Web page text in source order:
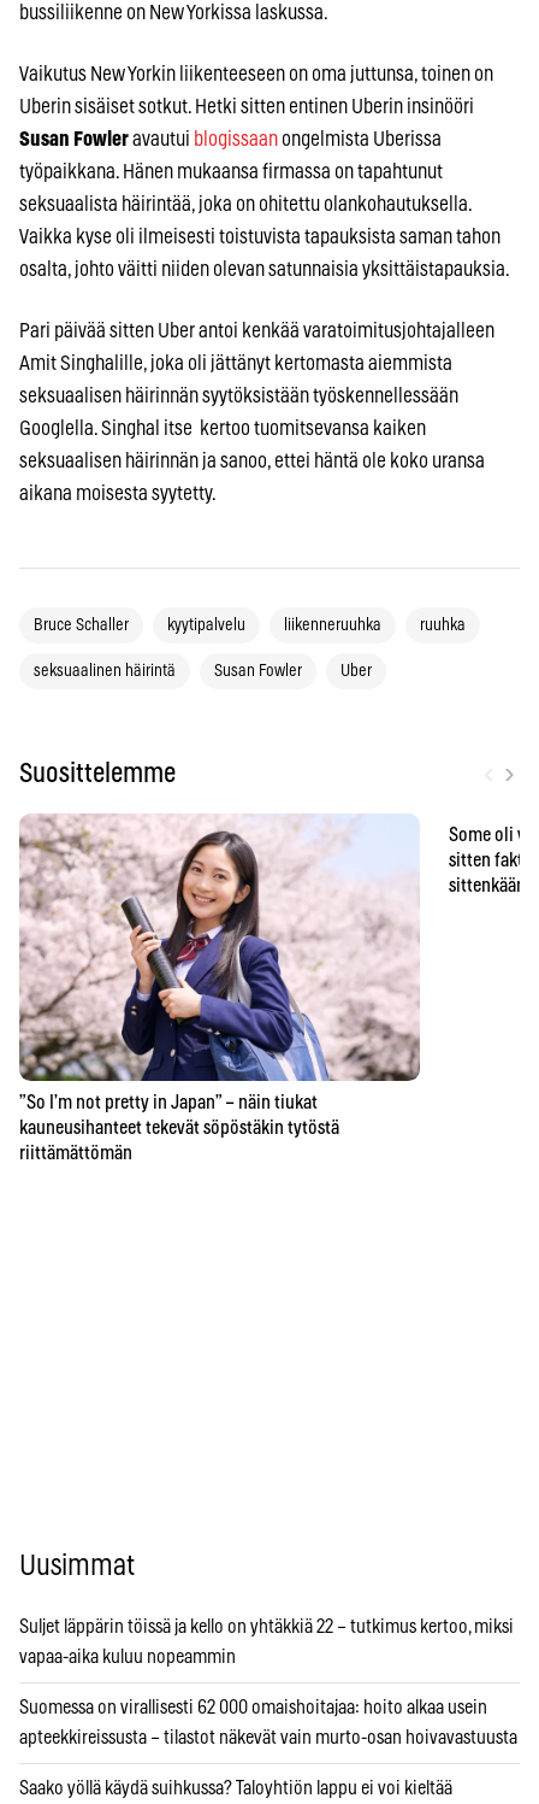
bussiliikenne on New Yorkissa laskussa.
Vaikutus New Yorkin liikenteeseen on oma juttunsa, toinen on
Uberin sisäiset sotkut. Hetki sitten entinen Uberin insinööri
Susan Fowleravautui blogissaan ongelmista Uberissa
työpaikkana. Hänen mukaansa firmassa on tapahtunut
seksuaalista häirintää, joka on ohitettu olankohautuksella.
Vaikka kyse oli ilmeisesti toistuvista tapauksista saman tahon
osalta, johto väitti niiden olevan satunnaisia yksittäistapauksia.
Pari päivää sitten Uber antoi kenkää varatoimitusjohtajalleen
Amit Singhalille, joka oli jättänyt kertomasta aiemmista
seksuaalisen häirinnän syytöksistään työskennellessään
Googlella. Singhal itse kertoo tuomitsevansa kaiken
seksuaalisen häirinnän ja sanoo, ettei häntä ole koko uransa
aikana moisesta syytetty.
Bruce Schaller kyytipalvelu liikenneruuhka ruuhka
seksuaalinen häirintä Susan Fowler Uber
Suosittelemme ›
”So I’m not pretty in Japan” – näin tiukat
kauneusihanteet tekevät söpöstäkin tytöstä
riittämättömän
Some oli
sitten
sittenkään
Uusimmat
Suljet läppärin töissä ja kello on yhtäkkiä 22 – tutkimus kertoo, miksi
vapaa-aika kuluu nopeammin
Suomessa on virallisesti 62 000 omaishoitajaa: hoito alkaa usein
apteekkireissusta – tilastot näkevät vain murto-osan hoivavastuusta
Saako yöllä käydä suihkussa? Taloyhtiön lappu ei voi kieltää